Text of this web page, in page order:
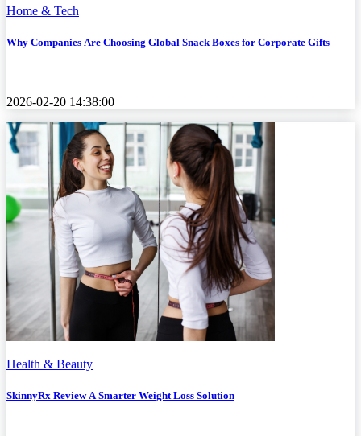
Home & Tech
Why Companies Are Choosing Global Snack Boxes for Corporate Gifts
2026-02-20 14:38:00
Health & Beauty
SkinnyRx Review A Smarter Weight Loss Solution